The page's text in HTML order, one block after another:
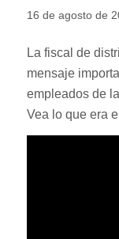
16 de agosto de
La fiscal de
mensaje
empleados de
Vea lo que era